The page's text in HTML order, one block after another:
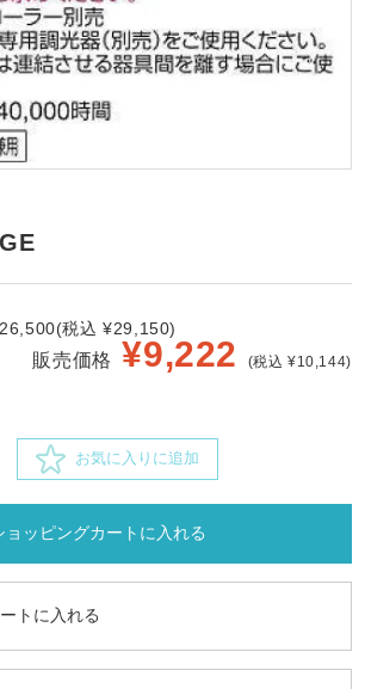
税込 ¥29,150)
販売価格 ¥9,222 (税込 ¥10,144)
お気に入りに追加